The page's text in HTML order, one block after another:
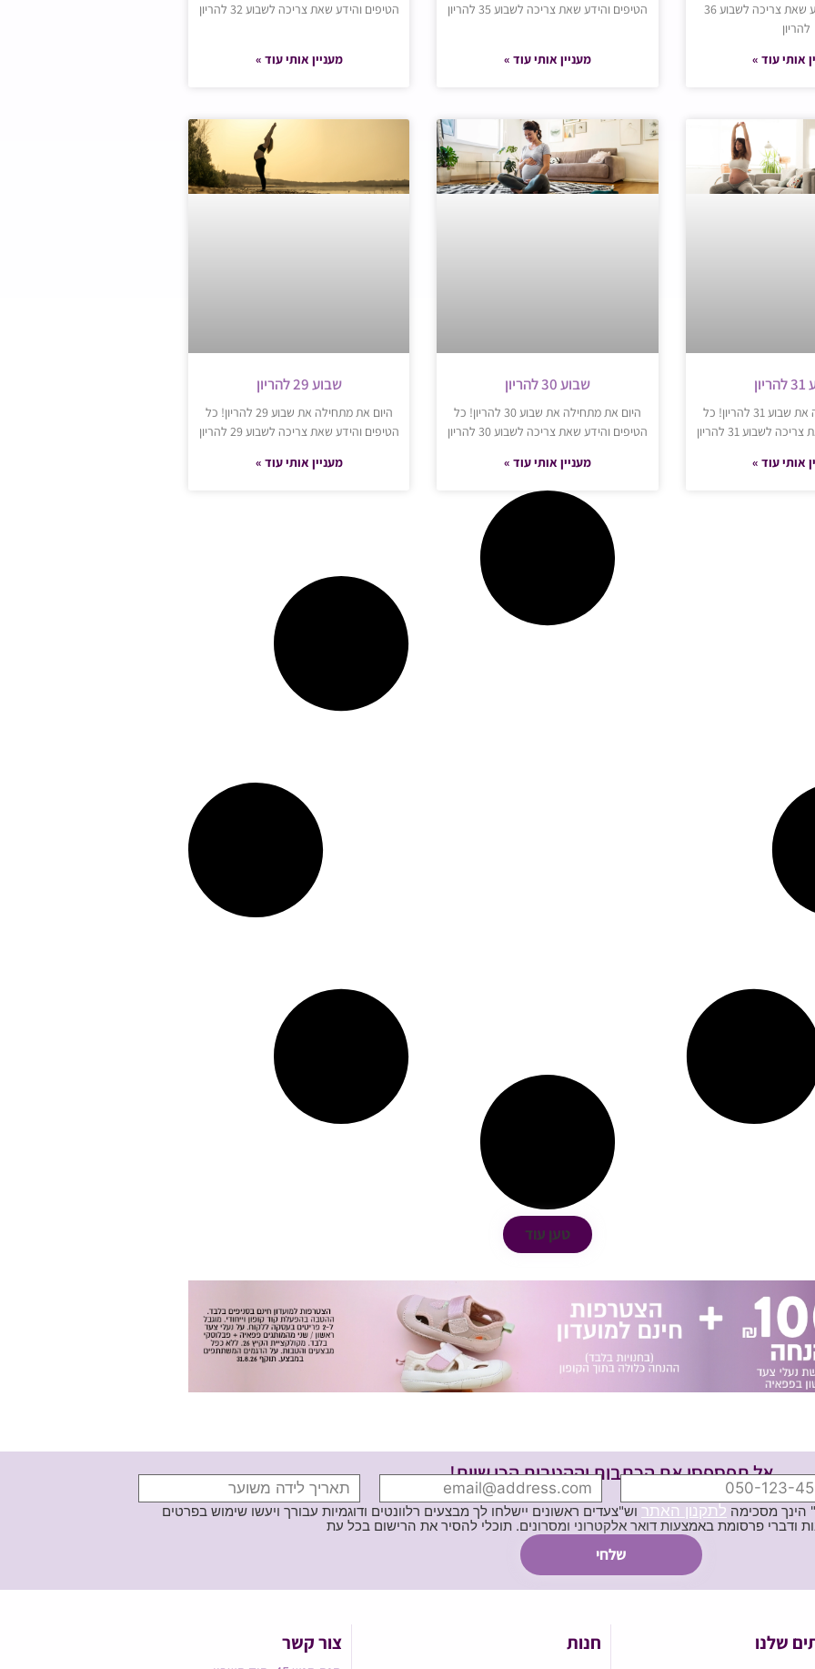
כל הטיפים והידע שאת צריכה לשבוע 36
להריון
אותי עוד »
הטיפים והידע שאת צריכה לשבוע 35 להריון
מעניין אותי עוד »
הטיפים והידע שאת צריכה לשבוע 32 להריון
מעניין אותי עוד »
היום את מתחילה את שבוע 31 להריון! כל
לשבוע 31 להריון
אותי עוד »
שבוע 30 להריון
היום את מתחילה את שבוע 30 להריון! כל
הטיפים והידע שאת צריכה לשבוע 30 להריון
מעניין אותי עוד »
שבוע 29 להריון
היום את מתחילה את שבוע 29 להריון! כל
הטיפים והידע שאת צריכה לשבוע 29 להריון
מעניין אותי עוד »
טען עוד
אל תפספסי את הכתבות וההטבות הכי שוות!
הינך מסכימה לתקנון האתר וש"צעדים ראשונים יישלחו לך מבצעים רלוונטים ודוגמיות עבורך ויעשו שימוש בפרטים
דואר אלקטרוני ומסרונים. תוכלי להסיר את הרישום בכל עת
שלנו חנות צור קשר